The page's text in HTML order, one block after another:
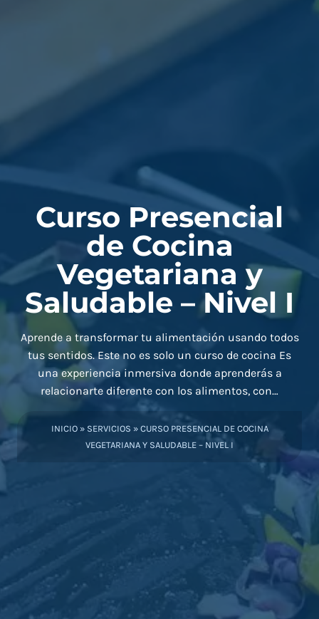
Curso Presencial
de Cocina
Vegetariana y
Saludable – Nivel I
Aprende a transformar tu alimentación usando todos
tus sentidos. Este no es solo un curso de cocina Es
una experiencia inmersiva donde aprenderás a
relacionarte diferente con los alimentos, con…
INICIO» SERVICIOS » CURSO PRESENCIAL DE COCINA
VEGETARIANA Y SALUDABLE – NIVEL I